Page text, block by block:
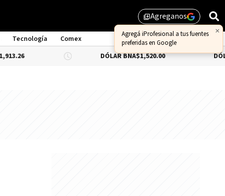
library_addAgreganos
×
Agregá iProfesional a tus fuentes
preferidas en Google
Tecnología
Comex
DÓLAR BNA$1,520.00 DÓLAR BLUE-